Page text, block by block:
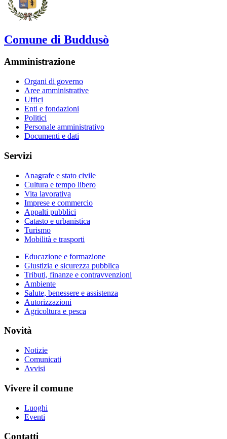
Comune di Buddusò
Amministrazione
Organi di governo
Aree amministrative
Uffici
Enti e fondazioni
Politici
Personale amministrativo
Documenti e dati
Servizi
Anagrafe e stato civile
Cultura e tempo libero
Vita lavorativa
Imprese e commercio
Appalti pubblici
Catasto e urbanistica
Turismo
Mobilità e trasporti
Educazione e formazione
Giustizia e sicurezza pubblica
Tributi, finanze e contravvenzioni
Ambiente
Salute, benessere e assistenza
Autorizzazioni
Agricoltura e pesca
Novità
Notizie
Comunicati
Avvisi
Vivere il comune
Luoghi
Eventi
Contatti